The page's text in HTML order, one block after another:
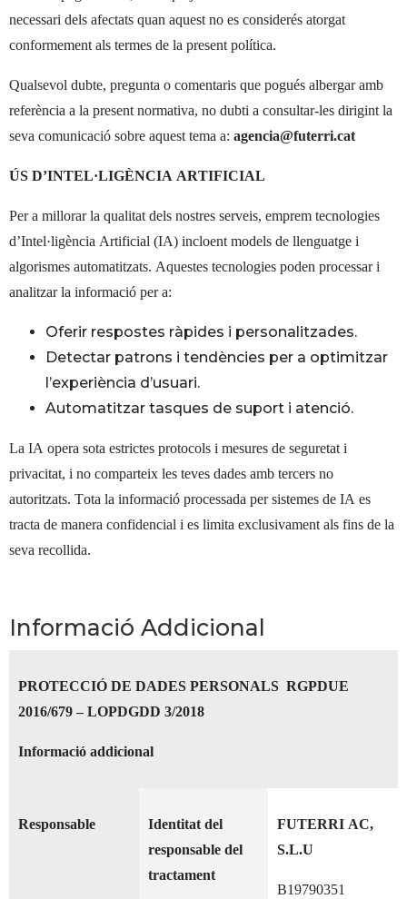
necessari dels afectats quan aquest no es considerés atorgat
conformement als termes de la present política.
Qualsevol dubte, pregunta o comentaris que pogués albergar amb
referència a la present normativa, no dubti a consultar-les dirigint la
seva comunicació sobre aquest tema a: agencia@futerri.cat
ÚS D’INTEL·LIGÈNCIA ARTIFICIAL
Per a millorar la qualitat dels nostres serveis, emprem tecnologies
d’Intel·ligència Artificial (IA) incloent models de llenguatge i
algorismes automatitzats. Aquestes tecnologies poden processar i
analitzar la informació per a:
Oferir respostes ràpides i personalitzades.
Detectar patrons i tendències per a optimitzar
l’experiència d’usuari.
Automatitzar tasques de suport i atenció.
La IA opera sota estrictes protocols i mesures de seguretat i
privacitat, i no comparteix les teves dades amb tercers no
autoritzats. Tota la informació processada per sistemes de IA es
tracta de manera confidencial i es limita exclusivament als fins de la
seva recollida.
Informació Addicional
PROTECCIÓ DE DADES PERSONALS RGPDUE
2016/679 – LOPDGDD 3/2018
Informació addicional
Responsable
Identitat del
responsable del
tractament
FUTERRI AC,
S.L.U
B19790351